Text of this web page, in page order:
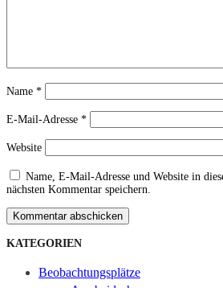
Name *
E-Mail-Adresse *
Website
Name, E-Mail-Adresse und Website in
nächsten Kommentar speichern.
Kommentar abschicken
KATEGORIEN
Beobachtungsplätze